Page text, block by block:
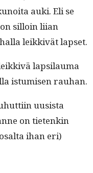
auki. Eli se
sil­loin liian
leikkivät lapset.
lap­si­lau­ma
istu­misen rauhan.
uusista
on tietenkin
ihan eri)